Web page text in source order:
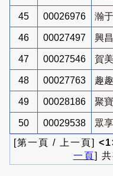
45 00026976 瀚
46 00027497 興
47 00027546 賀
48 00027763 趣
49 00028186 聚
50 00029538
眾
[第一頁 / 上一頁]
一頁] 共